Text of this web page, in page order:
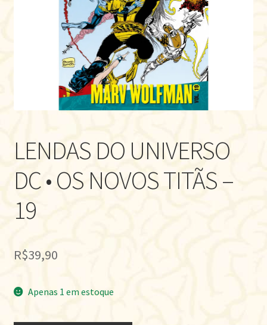
LENDAS DO UNIVERSO
DC • OS NOVOS TITÃS –
19
R$39,90
Apenas 1 em estoque